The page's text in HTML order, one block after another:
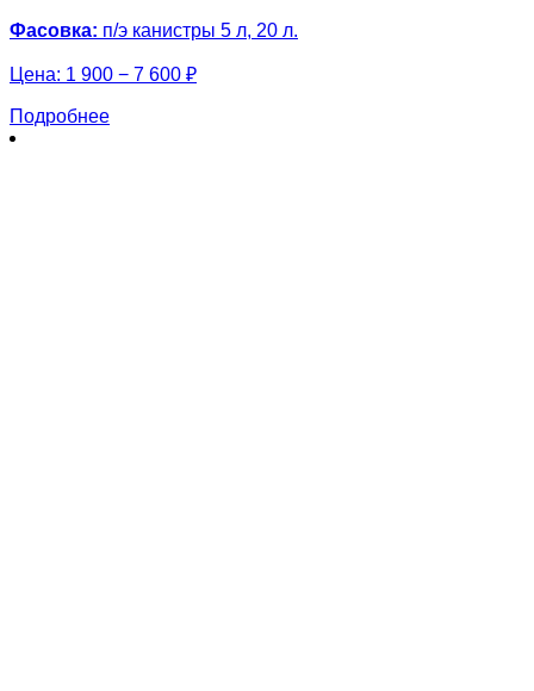
Фасовка: п/э канистры 5 л, 20 л.
Цена: 1 900 − 7 600 ₽
Подробнее